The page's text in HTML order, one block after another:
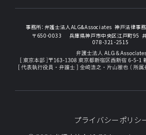
事務所： 弁護士法人ALG&Associates 神戸法律事
〒650-0033
兵庫県神戸市中央区江戸町95
078-321-2515
プライバシーポリシ